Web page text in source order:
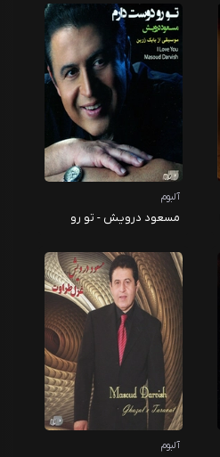
آلبوم
مسعود درویش - تو رو
آلبوم